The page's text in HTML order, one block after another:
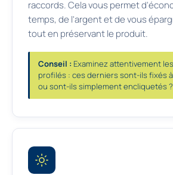
raccords. Cela vous permet
temps, de l'argent et de vous
tout en préservant le produit.
Conseil : Examinez attentivement
profilés : ces derniers sont-ils fixés
ou sont-ils simplement encliquetés ?